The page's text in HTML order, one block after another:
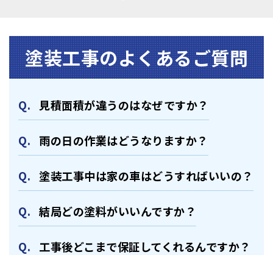
塗装⼯事のよくあるご質問
⾒積⾯積が違うのはなぜですか？
⾬の日の作業はどうなりますか？
塗装⼯事中は家の⾞はどうすればいいの？
結局どの塗料がいいんですか？
⼯事後どこまで保証してくれるんですか？